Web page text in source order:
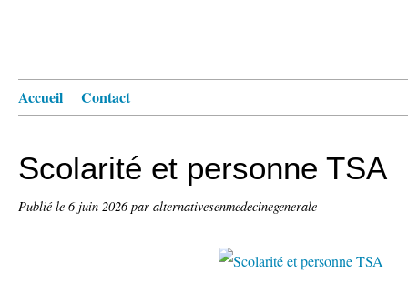
Accueil Contact
Scolarité et personne TSA
Publié le 6 juin 2026par alternativesenmedecinegenerale